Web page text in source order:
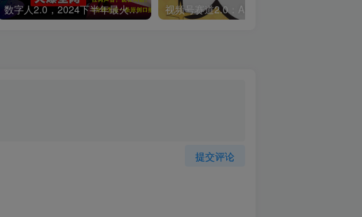
数字人2.0，2024下半年最火项目，无限免费生成视频，可实现任何场景，用任何形象，任何声音，说任何话，5分钟生成一条原创口播视频。
提交评论